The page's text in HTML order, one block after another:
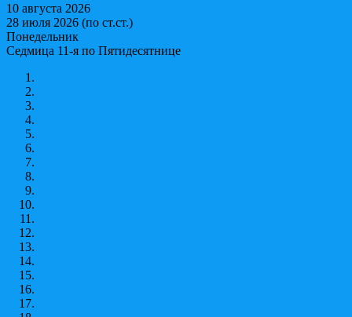
10 августа 2026
28 июля 2026 (по ст.ст.)
Понедельник
Седмица 11-я по Пятидесятнице